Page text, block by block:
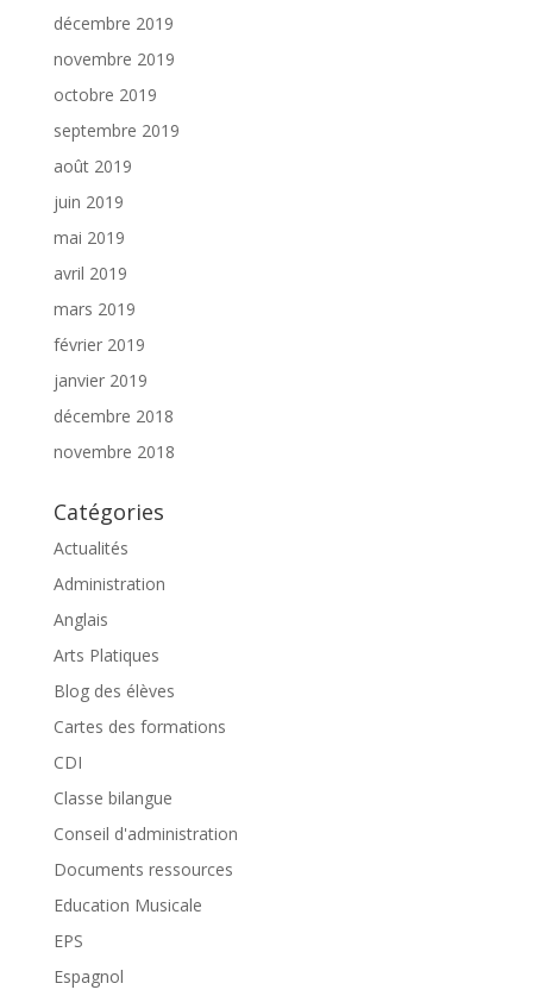
décembre 2019
novembre 2019
octobre 2019
septembre 2019
août 2019
juin 2019
mai 2019
avril 2019
mars 2019
février 2019
janvier 2019
décembre 2018
novembre 2018
Catégories
Actualités
Administration
Anglais
Arts Platiques
Blog des élèves
Cartes des formations
CDI
Classe bilangue
Conseil d'administration
Documents ressources
Education Musicale
EPS
Espagnol